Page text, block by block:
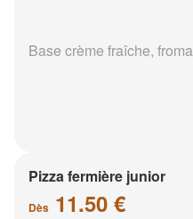
Base crème fraîche,
Pizza fermière junior
Dès 11.50 €